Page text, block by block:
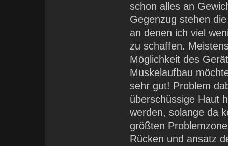
schon alles an
Gegenzug stehen
an denen ich viel
zu schaffen.
Möglichkeit des
Muskelaufbau
sehr gut! Problem
überschüssige Haut
werden, solange da
größten
Rücken und ansatz